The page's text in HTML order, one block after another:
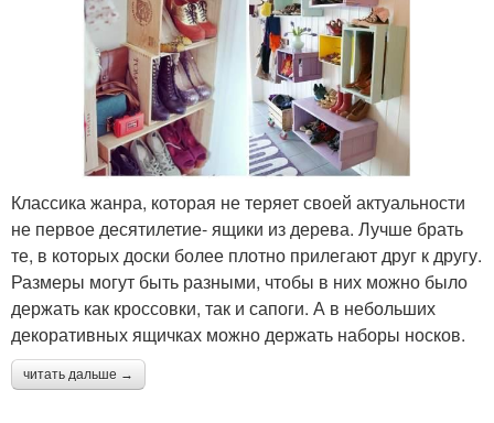
Классика жанра, которая не теряет своей актуальности
не первое десятилетие- ящики из дерева. Лучше брать
те, в которых доски более плотно прилегают друг к другу.
Размеры могут быть разными, чтобы в них можно было
держать как кроссовки, так и сапоги. А в небольших
декоративных ящичках можно держать наборы носков.
читать дальше →